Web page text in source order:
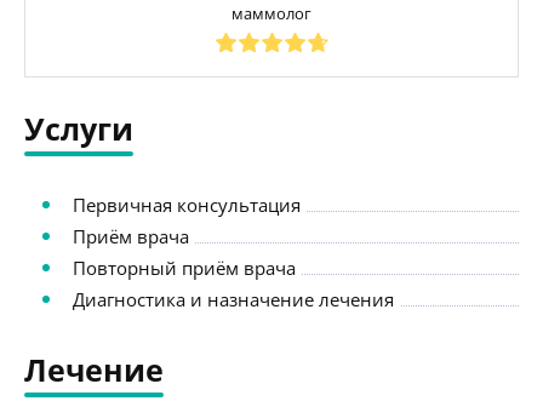
маммолог
Услуги
Первичная консультация
Приём врача
Повторный приём врача
Диагностика и назначение лечения
Лечение